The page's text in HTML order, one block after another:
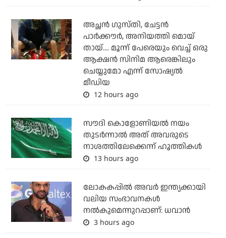
അച്ഛന്‍ ഗുസ്തി, ചേട്ടന്‍
പാര്‍ക്കൗര്‍, അനിയത്തി മൊയ്
തായ്.... മൂന്ന് പേരെയും വെച്ച് ഒരു
ആക്ഷന്‍ സിനിമ ആരെങ്കിലും
ചെയ്യുമോ എന്ന് സോഷ്യല്‍
മീഡിയ
12 hours ago
സൗദി കൊളോണിയല്‍ നയം
തുടര്‍ന്നാല്‍ അത് അവരുടെ
നാശത്തിലേക്കെന്ന് ഹൂത്തികള്‍
13 hours ago
ലോകകപ്പിൽ അവര്‍ ഇന്ത്യക്കായി
വലിയ സംഭാവനകള്‍
നല്‍കുമെന്നുറപ്പാണ്: ധവാന്‍
3 hours ago